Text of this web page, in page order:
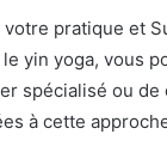
pratique et
yin yoga, vous
spécialisé ou de
à cette